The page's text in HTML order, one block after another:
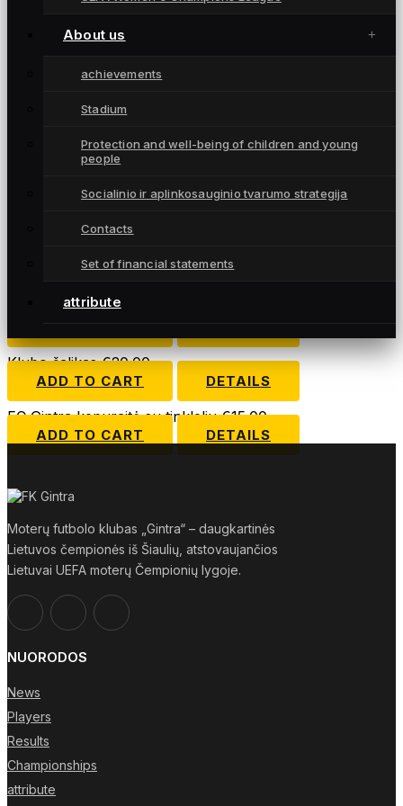
About us
achievements
Stadium
Protection and well-being of children and young
people
Socialinio ir aplinkosauginio tvarumo strategija
Contacts
Set of financial statements
attribute
Spalva: juoda
Užsakymai priimami el. p. fkgintra@gmail.com
Orders available by email fkgintra@gmail.com
Related Products
ADD TO CART DETAILS
Stilingo dizaino laisvalaikio džemperis (geltonas)
Klubo šalikas €20.00
ADD TO CART DETAILS
FC Gintra kepuraitė su tinkleliu €15.00
ADD TO CART DETAILS
Moterų futbolo klubas „Gintra“ – daugkartinės
Lietuvos čempionės iš Šiaulių, atstovaujančios
Lietuvai UEFA moterų Čempionių lygoje.
NUORODOS
News
Players
Results
Championships
attribute